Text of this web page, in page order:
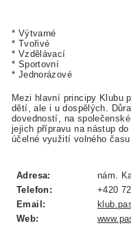
* Výtvarné
* Tvořivé
* Vzdělávací
* Sportovní
* Jednorázové
Mezi hlavní principy Klubu
dětí, ale i u dospělých.
dovedností, na
jejich přípravu na nástup
účelné využití volného času
Adresa:
nám.
Telefon:
+420
Email:
Web: